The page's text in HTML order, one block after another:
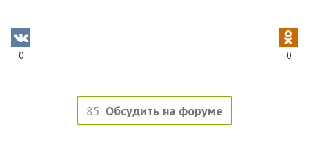
0 0
85 Обсудить на форуме